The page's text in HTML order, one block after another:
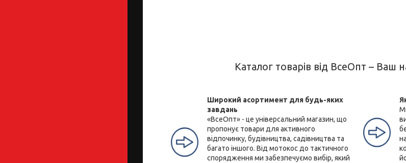
Каталог товарів від ВсеОпт – Ваш
Широкий асортимент для будь-яких
завдань
«ВсеОпт» - це універсальний магазин, що
пропонує товари для активного
відпочинку, будівництва, садівництва та
багато іншого. Від мотокос до тактичного
спорядження ми забезпечуємо вибір, який